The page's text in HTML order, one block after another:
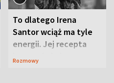
To dlatego Irena
Santor wciąż ma tyle
energii. Jej recepta
jest zaskakująco
Rozmowy